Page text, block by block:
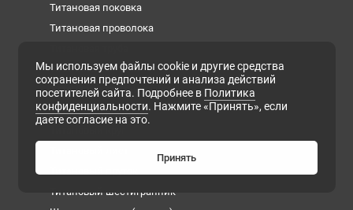
Титановая поковка
Титановая проволока
Титановая фольга
Титановые слитки (чушки)
Титановый квадрат
Титановый шестигранник
Мы используем файлы cookie и другие средства
сохранения предпочтений и анализа действий
посетителей сайта. Подробнее в Политика
конфиденциальности. Нажмите «Принять», если
даете согласие на это.
Принять